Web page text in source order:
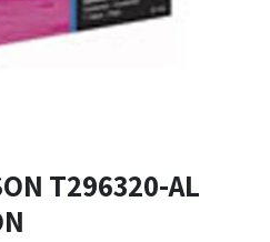
T296320-AL